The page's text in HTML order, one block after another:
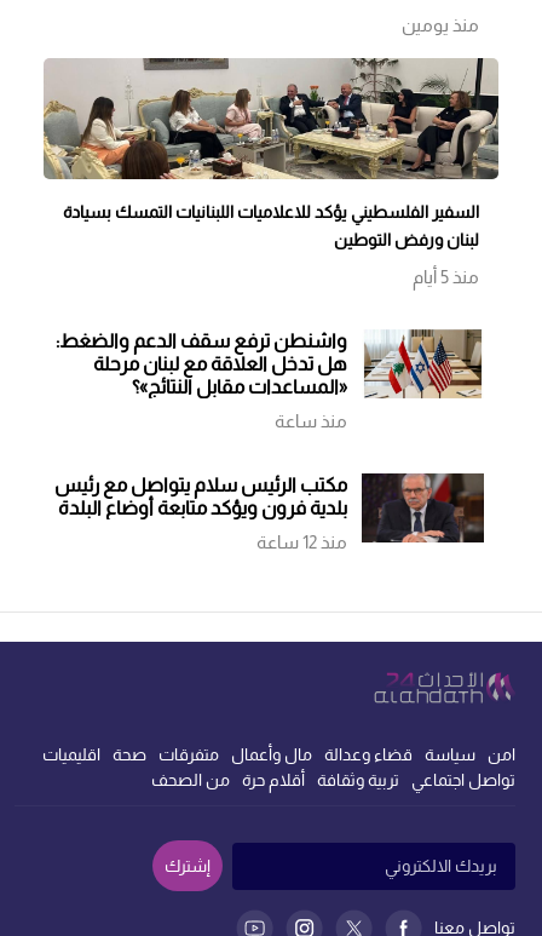
منذ يومين
السفير الفلسطيني يؤكد للاعلاميات اللبنانيات التمسك بسيادة
لبنان ورفض التوطين
منذ 5 أيام
واشنطن ترفع سقف الدعم والضغط:
هل تدخل العلاقة مع لبنان مرحلة
«المساعدات مقابل النتائج»؟
منذ ساعة
مكتب الرئيس سلام يتواصل مع رئيس
بلدية فرون ويؤكد متابعة أوضاع البلدة
منذ 12 ساعة
امن سياسة قضاء وعدالة مال وأعمال متفرقات صحة
اقليميات
تواصل اجتماعي
تربية وثقافة أقلام حرة من الصحف
تواصل معنا
إشترك